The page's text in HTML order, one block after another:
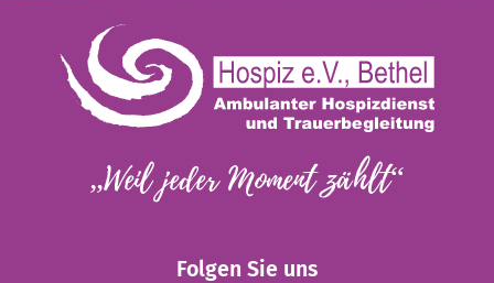
„Weil jeder Moment zählt“
Folgen Sie uns